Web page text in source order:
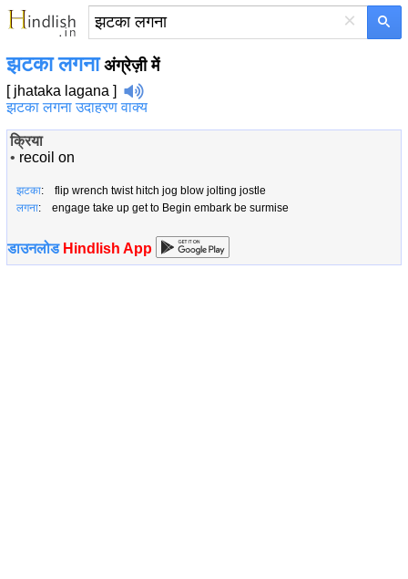
×
झटका लगनाअंग्रेज़ी में
[ jhataka lagana ]
झटका लगना उदाहरण वाक्य
क्रिया
• recoil on
झटका: flip wrench twist hitch jog blow jolting jostle
लगना: engage take up get to Begin embark be surmise
डाउनलोड Hindlish App